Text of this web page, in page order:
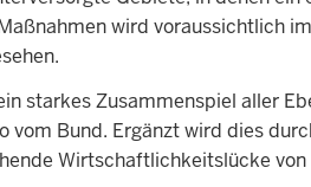
wird voraussichtlich
starkes Zusammenspiel aller
vom Bund. Ergänzt wird dies
Wirtschaftlichkeitslücke